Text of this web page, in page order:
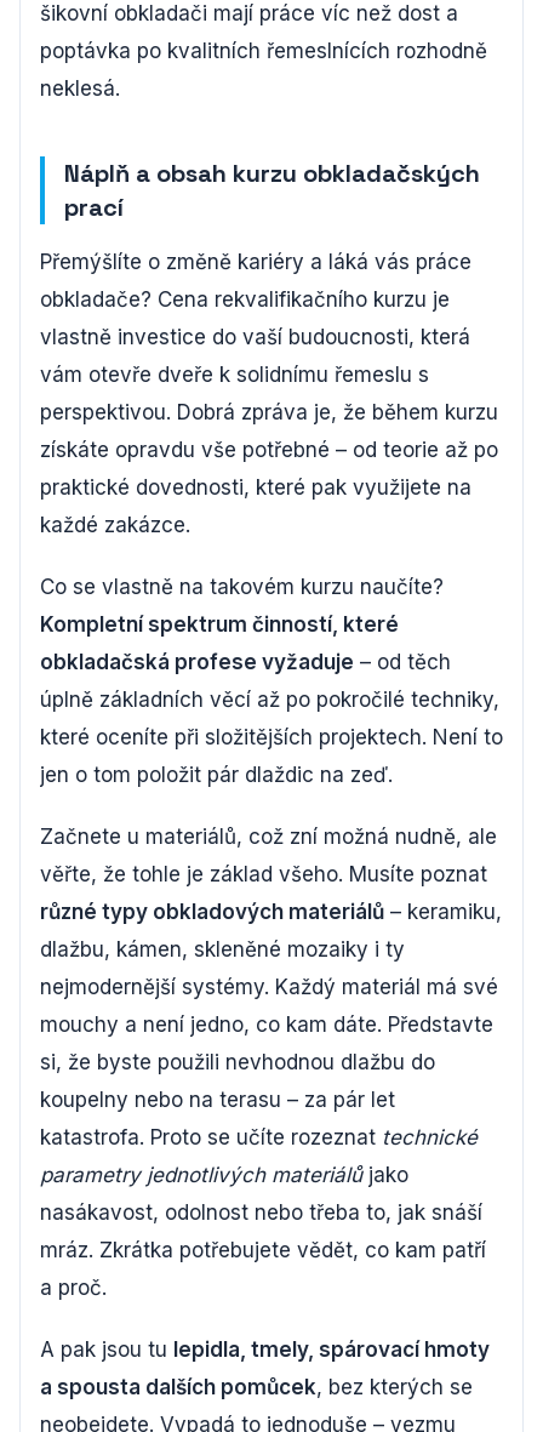
šikovní obkladači mají práce víc než dost a
poptávka po kvalitních řemeslnících rozhodně
neklesá.
Náplň a obsah kurzu obkladačských
prací
Přemýšlíte o změně kariéry a láká vás práce
obkladače? Cena rekvalifikačního kurzu je
vlastně investice do vaší budoucnosti, která
vám otevře dveře k solidnímu řemeslu s
perspektivou. Dobrá zpráva je, že během kurzu
získáte opravdu vše potřebné – od teorie až po
praktické dovednosti, které pak využijete na
každé zakázce.
Co se vlastně na takovém kurzu naučíte?
Kompletní spektrum činností, které
obkladačská profese vyžaduje – od těch
úplně základních věcí až po pokročilé techniky,
které oceníte při složitějších projektech. Není to
jen o tom položit pár dlaždic na zeď.
Začnete u materiálů, což zní možná nudně, ale
věřte, že tohle je základ všeho. Musíte poznat
různé typy obkladových materiálů – keramiku,
dlažbu, kámen, skleněné mozaiky i ty
nejmodernější systémy. Každý materiál má své
mouchy a není jedno, co kam dáte. Představte
si, že byste použili nevhodnou dlažbu do
koupelny nebo na terasu – za pár let
katastrofa. Proto se učíte rozeznat technické
parametry jednotlivých materiálůjako
nasákavost, odolnost nebo třeba to, jak snáší
mráz. Zkrátka potřebujete vědět, co kam patří
a proč.
A pak jsou tu lepidla, tmely, spárovací hmoty
a spousta dalších pomůcek, bez kterých se
neobejdete. Vypadá to jednoduše – vezmu